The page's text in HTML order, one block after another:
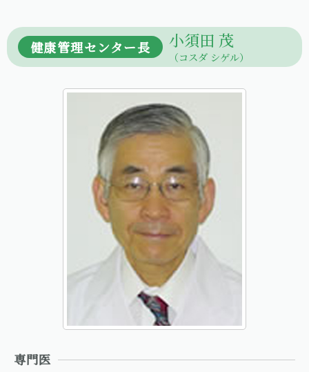
健康管理センター長 小須田 茂
（コスダ シゲル）
専門医